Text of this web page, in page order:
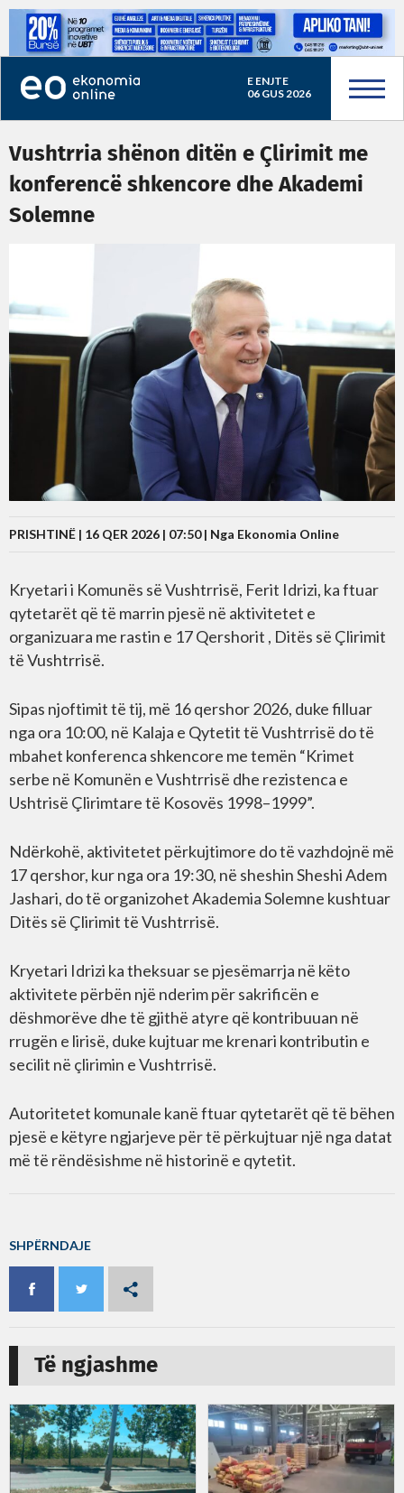
E ENJTE
06 GUS 2026
Vushtrria shënon ditën e Çlirimit me
konferencë shkencore dhe Akademi
Solemne
PRISHTINË | 16 QER 2026 | 07:50 | Nga Ekonomia Online
Kryetari i Komunës së Vushtrrisë, Ferit Idrizi, ka ftuar
qytetarët që të marrin pjesë në aktivitetet e
organizuara me rastin e 17 Qershorit , Ditës së Çlirimit
të Vushtrrisë.
Sipas njoftimit të tij, më 16 qershor 2026, duke filluar
nga ora 10:00, në Kalaja e Qytetit të Vushtrrisë do të
mbahet konferenca shkencore me temën “Krimet
serbe në Komunën e Vushtrrisë dhe rezistenca e
Ushtrisë Çlirimtare të Kosovës 1998–1999”.
Ndërkohë, aktivitetet përkujtimore do të vazhdojnë më
17 qershor, kur nga ora 19:30, në sheshin Sheshi Adem
Jashari, do të organizohet Akademia Solemne kushtuar
Ditës së Çlirimit të Vushtrrisë.
Kryetari Idrizi ka theksuar se pjesëmarrja në këto
aktivitete përbën një nderim për sakrificën e
dëshmorëve dhe të gjithë atyre që kontribuuan në
rrugën e lirisë, duke kujtuar me krenari kontributin e
secilit në çlirimin e Vushtrrisë.
Autoritetet komunale kanë ftuar qytetarët që të bëhen
pjesë e këtyre ngjarjeve për të përkujtuar një nga datat
më të rëndësishme në historinë e qytetit.
SHPËRNDAJE
Të ngjashme